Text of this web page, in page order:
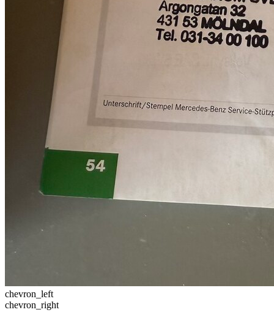
chevron_left
chevron_right